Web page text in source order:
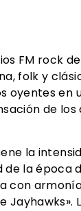
FM rock
folk y
oyentes en
de
la
de la época
con
Jayhawks».